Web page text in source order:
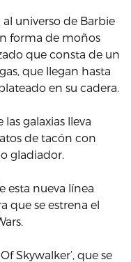
universo de Barbie
forma de moños
que consta de un
que llegan hasta
en su cadera.
galaxias lleva
de tacón con
gladiador.
esta nueva línea
que se estrena el
Skywalker’, que se